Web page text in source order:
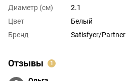
Диаметр (см)
2.1
Цвет
Белый
Бренд
Satisfyer/Partner
Отзывы 1